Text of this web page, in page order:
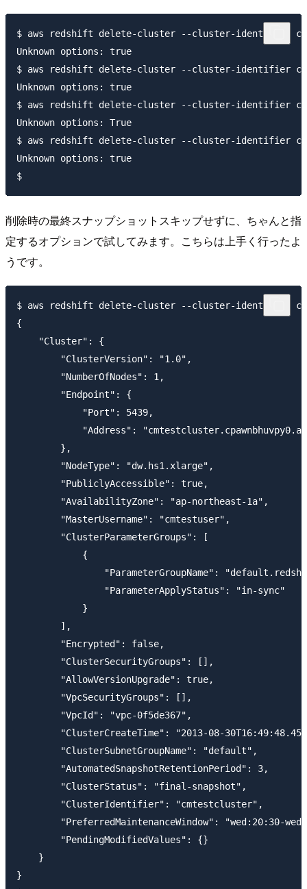
$ aws redshift delete-cluster --cluster-identifier
Unknown options: true
$ aws redshift delete-cluster --cluster-identifier
Unknown options: true
$ aws redshift delete-cluster --cluster-identifier
Unknown options: True
$ aws redshift delete-cluster --cluster-identifier
Unknown options: true
削除時の最終スナップショットスキップせずに、ちゃんと指
定するオプションで試してみます。こちらは上手く行ったよ
うです。
$ aws redshift delete-cluster --cluster-identifier
{
    "Cluster": {
        "ClusterVersion": "1.0",
        "NumberOfNodes": 1,
        "Endpoint": {
            "Port": 5439,
"Address":
        },
        "NodeType": "dw.hs1.xlarge",
        "PubliclyAccessible": true,
        "AvailabilityZone": "ap-northeast-1a",
        "MasterUsername": "cmtestuser",
        "ClusterParameterGroups": [
            {
"ParameterGroupName":
                "ParameterApplyStatus": "in-sync"
            }
        ],
        "Encrypted": false,
        "ClusterSecurityGroups": [],
        "AllowVersionUpgrade": true,
        "VpcSecurityGroups": [],
        "VpcId": "vpc-0f5de367",
"ClusterCreateTime": "2013-08-
        "ClusterSubnetGroupName": "default",
        "AutomatedSnapshotRetentionPeriod": 3,
        "ClusterStatus": "final-snapshot",
        "ClusterIdentifier": "cmtestcluster",
"PreferredMaintenanceWindow": "wed:20:30-
        "PendingModifiedValues": {}
    }
}